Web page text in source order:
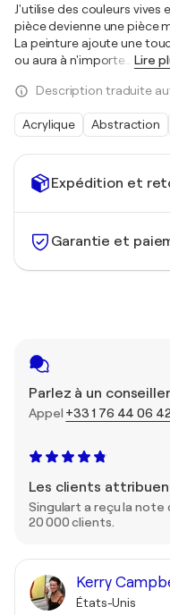
Expédition et
Garantie et
Parlez à un
Appel +33 1 76 44 06 42
Les clients
Singulart a reçu la
20 000 clients.
Kerry
États-Unis
J'utilise des couleurs
pièce devienne une pièce
La peinture ajoute une
ou aura à n'importe
Lire
Description traduite
Acrylique Abstraction